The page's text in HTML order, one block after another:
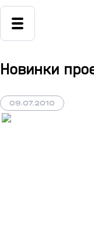
Новинки
09.07.2010